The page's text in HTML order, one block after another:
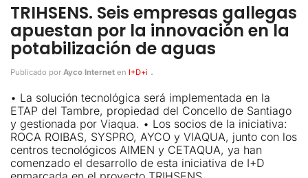
TRIHSENS. Seis empresas gallegas
apuestan por la innovación en la
potabilización de aguas
Publicado por Ayco Internet en I+D+i .
• La solución tecnológica será implementada en la
ETAP del Tambre, propiedad del Concello de Santiago
y gestionada por Viaqua. • Los socios de la iniciativa:
ROCA ROIBAS, SYSPRO, AYCO y VIAQUA, junto con los
centros tecnológicos AIMEN y CETAQUA, ya han
comenzado el desarrollo de esta iniciativa de I+D